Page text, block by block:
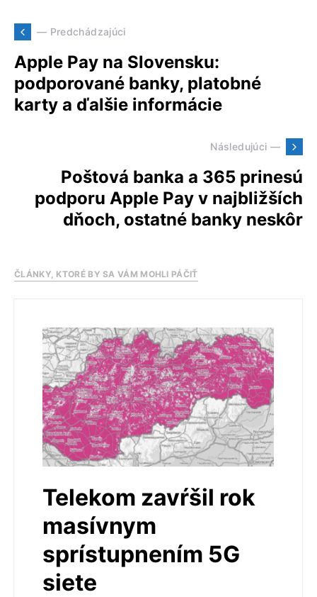
— Predchádzajúci
Apple Pay na Slovensku:
podporované banky, platobné
karty a ďalšie informácie
Následujúci —
Poštová banka a 365 prinesú
podporu Apple Pay v najbližších
dňoch, ostatné banky neskôr
ČLÁNKY, KTORÉ BY SA VÁM MOHLI PÁČIŤ
Telekom zavŕšil rok
masívnym
sprístupnením 5G
siete